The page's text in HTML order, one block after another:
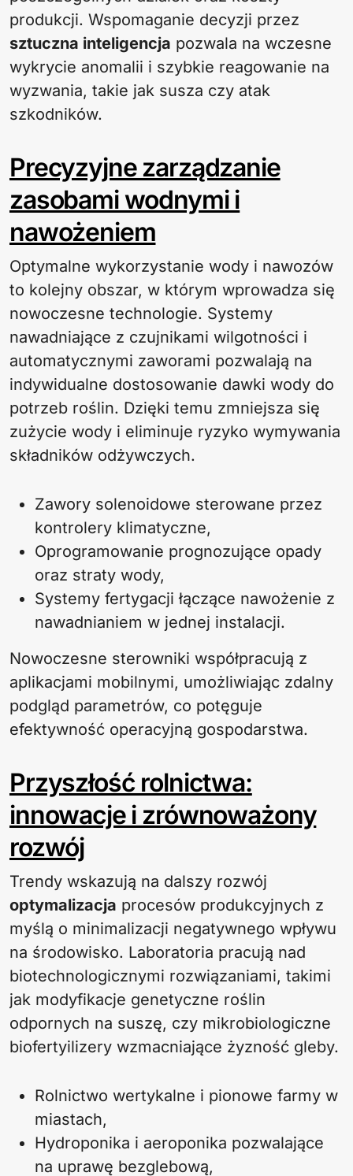
produkcji. Wspomaganie decyzji przez
sztuczna inteligencja pozwala na wczesne
wykrycie anomalii i szybkie reagowanie na
wyzwania, takie jak susza czy atak
szkodników.
Precyzyjne zarządzanie
zasobami wodnymi i
nawożeniem
Optymalne wykorzystanie wody i nawozów
to kolejny obszar, w którym wprowadza się
nowoczesne technologie. Systemy
nawadniające z czujnikami wilgotności i
automatycznymi zaworami pozwalają na
indywidualne dostosowanie dawki wody do
potrzeb roślin. Dzięki temu zmniejsza się
zużycie wody i eliminuje ryzyko wymywania
składników odżywczych.
Zawory solenoidowe sterowane przez
kontrolery klimatyczne,
Oprogramowanie prognozujące opady
oraz straty wody,
Systemy fertygacji łączące nawożenie z
nawadnianiem w jednej instalacji.
Nowoczesne sterowniki współpracują z
aplikacjami mobilnymi, umożliwiając zdalny
podgląd parametrów, co potęguje
efektywność operacyjną gospodarstwa.
Przyszłość rolnictwa:
innowacje i zrównoważony
rozwój
Trendy wskazują na dalszy rozwój
optymalizacja procesów produkcyjnych z
myślą o minimalizacji negatywnego wpływu
na środowisko. Laboratoria pracują nad
biotechnologicznymi rozwiązaniami, takimi
jak modyfikacje genetyczne roślin
odpornych na suszę, czy mikrobiologiczne
biofertyilizery wzmacniające żyzność gleby.
Rolnictwo wertykalne i pionowe farmy w
miastach,
Hydroponika i aeroponika pozwalające
na uprawę bezglebową,